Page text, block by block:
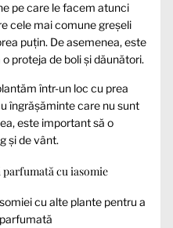
pe care le facem atunci
cele mai comune greșeli
puțin. De asemenea, este
proteja de boli și dăunători.
într-un loc cu prea
îngrășăminte care nu sunt
este important să o
și de vânt.
parfumată cu iasomie
cu alte plante pentru a